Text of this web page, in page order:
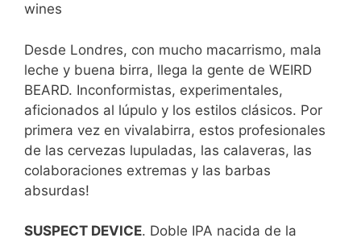
wines
Desde Londres, con mucho macarrismo, mala
leche y buena birra, llega la gente de WEIRD
BEARD. Inconformistas, experimentales,
aficionados al lúpulo y los estilos clásicos. Por
primera vez en vivalabirra, estos profesionales
de las cervezas lupuladas, las calaveras, las
colaboraciones extremas y las barbas
absurdas!
SUSPECT DEVICE. Doble IPA nacida de la